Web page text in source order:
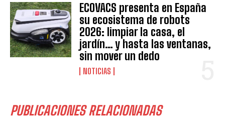
ECOVACS presenta en España
su ecosistema de robots
2026: limpiar la casa, el
jardín… y hasta las ventanas,
sin mover un dedo
NOTICIAS
PUBLICACIONES RELACIONADAS